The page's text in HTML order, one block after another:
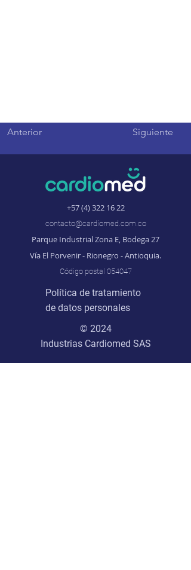
Anterior Siguiente
+57 (4) 322 16 22
contacto@cardiomed.com.co
Parque Industrial Zona E, Bodega 27
Vía El Porvenir - Rionegro - Antioquia.
Código postal 054047
Política de tratamiento
de datos personales
© 2024
Industrias Cardiomed SAS